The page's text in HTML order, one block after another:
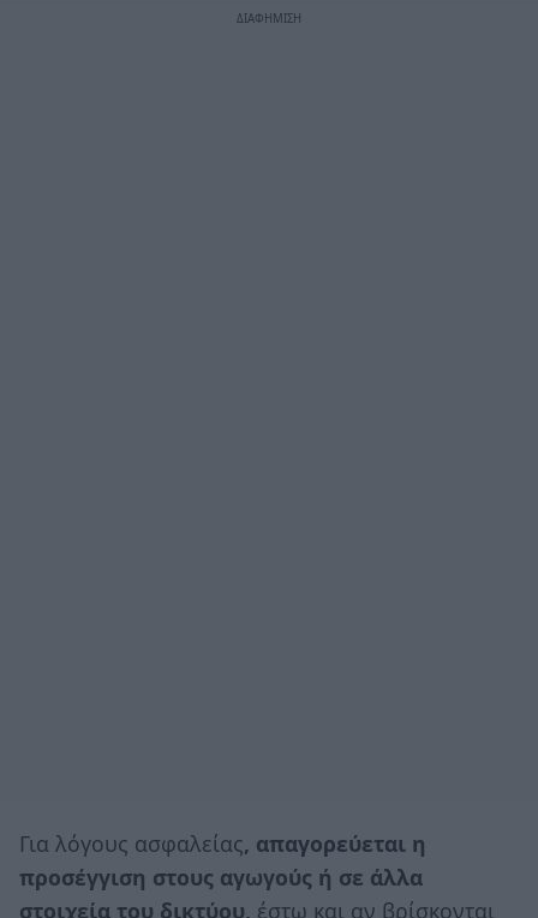
Για λόγους ασφαλείας, απαγορεύεται η
προσέγγιση στους αγωγούς ή σε άλλα
στοιχεία του δικτύου, έστω και αν βρίσκονται